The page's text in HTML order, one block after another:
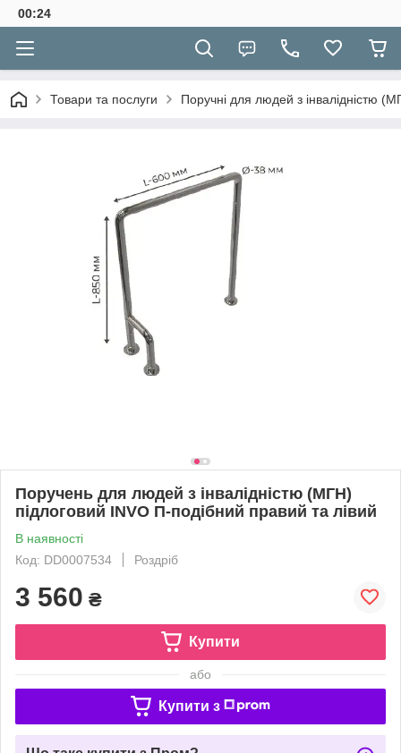
00:24
Товари та послуги Поручні для людей з інвалідністю
Поручень для людей з інвалідністю (МГН)
підлоговий INVO П-подібний правий та лівий
В наявності
Код: DD0007534
Роздріб
3 560 ₴
Купити
або
Купити з